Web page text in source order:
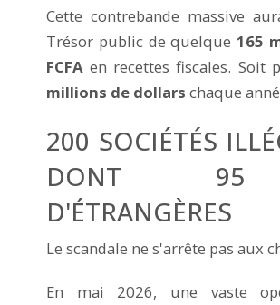
Cette contrebande massive
Trésor public de quelque165
FCFA en recettes fiscales. Soit
millions de dollars chaque
200 SOCIÉTÉS
DONT
D'ÉTRANGÈRES
Le scandale ne s'arrête pas aux
En mai 2026, une vaste